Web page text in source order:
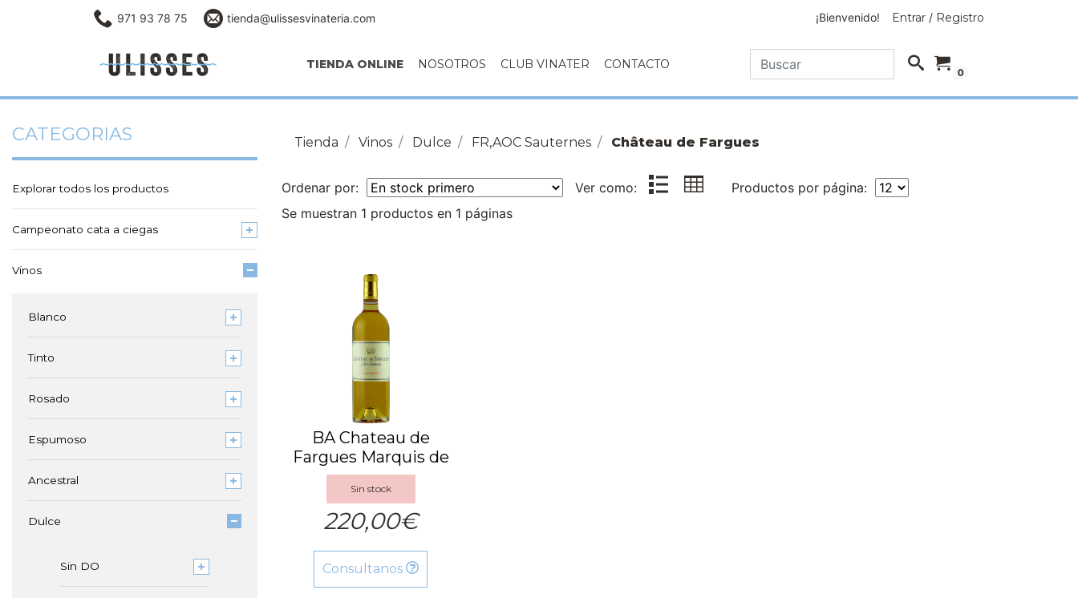
971 93 78 75 tienda@ulissesvinateria.com ¡Bienvenido! Entrar / Registro
TIENDA ONLINE NOSOTROS CLUB VINATER CONTACTO
0
CATEGORIAS
Explorar todos los productos
Campeonato cata a ciegas
Vinos
Blanco
Tinto
Rosado
Espumoso
Ancestral
Dulce
Sin DO
Tienda Vinos Dulce FR,AOC Sauternes Château de Fargues
Ordenar por: Ver como:
Productos por página:
Se muestran 1 productos en 1 páginas
BA Chateau de
Fargues Marquis de
Lur Saluc...
Sin stock
220,00€
Consultanos